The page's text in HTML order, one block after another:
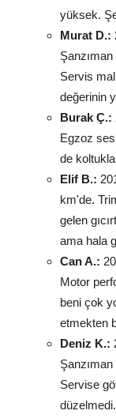
yüksek.
Murat D.:
Servis
değerinin
Burak Ç.:
Egzoz
de
Elif B.:
km'de.
gelen
ama hala
Can A.:
Motor
beni çok
etmekten
Deniz K.:
Servise
düzelmedi.